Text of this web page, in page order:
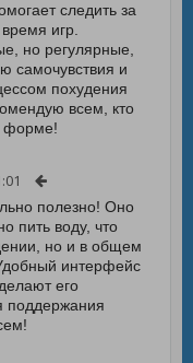
следить за
игр.
но регулярные,
самочувствия и
похудения
всем, кто
форме!
полезно! Оно
пить воду, что
но и в общем
интерфейс
его
поддержания